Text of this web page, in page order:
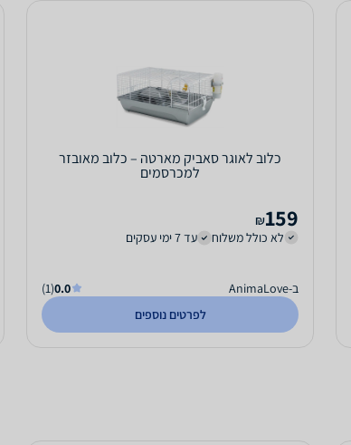
כלוב לאוגר סאביק מארטה – כלוב מאובזר
למכרסמים
159
₪
לא כולל משלוח
עד 7 ימי עסקים
ב-AnimaLove 0.0
(1)
לפרטים נוספים